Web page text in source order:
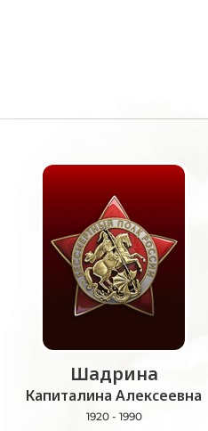
Шадрина
Капиталина Алексеевна
1920 - 1990